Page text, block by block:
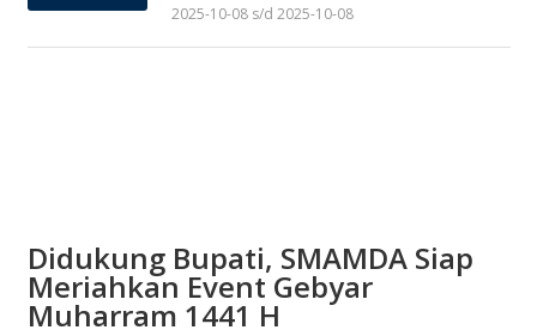
2025-10-08 s/d 2025-10-08
Didukung Bupati, SMAMDA Siap
Meriahkan Event Gebyar
Muharram 1441 H